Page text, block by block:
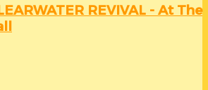
REVIVAL - At The